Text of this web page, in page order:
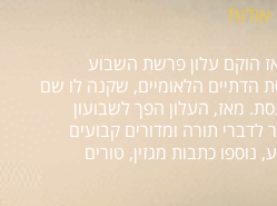
אודות
לפני 25 שנה, אז הוקם עלון פרשת השבוע
הדתיים הלאומיים, שקנה לו שם
מאז, העלון הפך לשבועון
לדברי תורה ומדורים קבועים
כתבות מגזין, טורים